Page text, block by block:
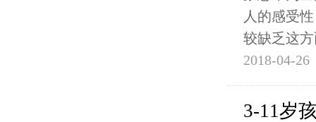
人的感受
较缺乏这
2018-04-26
3-11岁